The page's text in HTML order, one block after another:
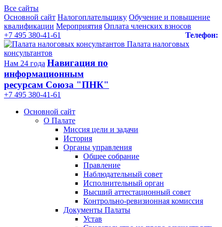
Все сайты
Основной сайт Налогоплательщику Обучение и повышение
квалификации Мероприятия Оплата членских взносов
Телефон:
+7 495 380-41-61
Палата налоговых
консультантов
Нам 24 года Навигация по
информационным
ресурсам Союза "ПНК"
+7 495 380‑41‑61
Основной сайт
О Палате
Миссия цели и задачи
История
Органы управления
Общее собрание
Правление
Наблюдательный совет
Исполнительный орган
Высший аттестационный совет
Контрольно-ревизионная комиссия
Документы Палаты
Устав